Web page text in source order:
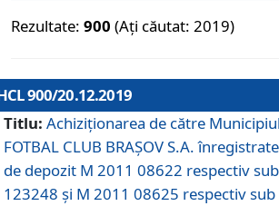
Rezultate: 900 (Ați căutat: 2019)
900/20.12.2019
Titlu: Achiziționarea de către
FOTBAL CLUB BRAȘOV S.A.
de depozit M 2011 08622 respectiv
123248 și M 2011 08625 respectiv